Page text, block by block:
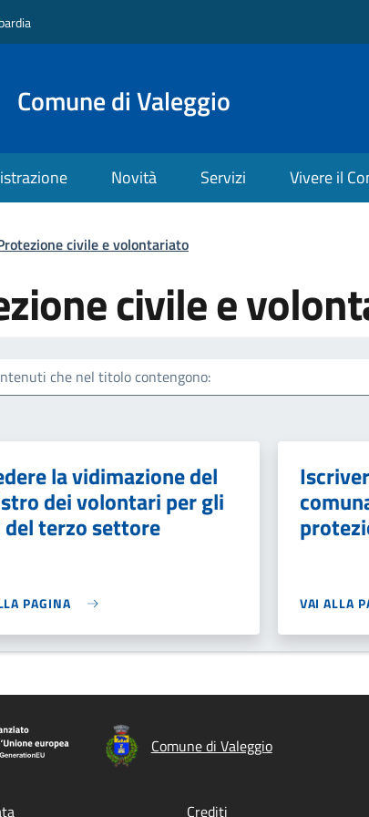
Comune di Valeggio
Novità Servizi Vivere il
di pane
civile e volontariato
civile e
che nel titolo contengono:
la vidimazione del
dei volontari per gli
terzo settore
PAGINA VAI ALLA
Comune di Valeggio
Crediti